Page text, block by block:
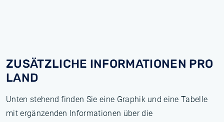
ZUSÄTZLICHE INFORMATIONEN PRO
LAND
Unten stehend finden Sie eine Graphik und eine Tabelle
mit ergänzenden Informationen über die